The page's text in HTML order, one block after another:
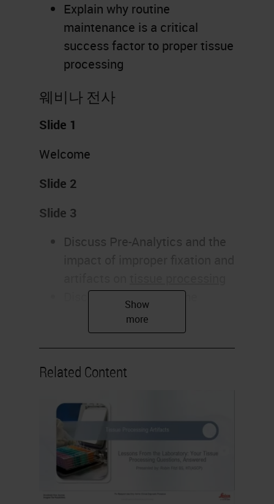
Explain why routine
maintenance is a critical
success factor to proper tissue
processing
웨비나 전사
Slide 1
Welcome
Slide 2
Slide 3
Discuss Pre-Analytics and the
Discuss Fixation and the
impact of incomplete fixation
on tissue processing
Describe the impact of
improper Prosection
Processing of samples
Explain why routine
Maintenance is a critical
success factor to proper tissue
processing
Related Content